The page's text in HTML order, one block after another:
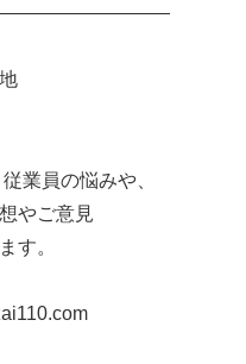
業員の悩みや、
やご意見
す。